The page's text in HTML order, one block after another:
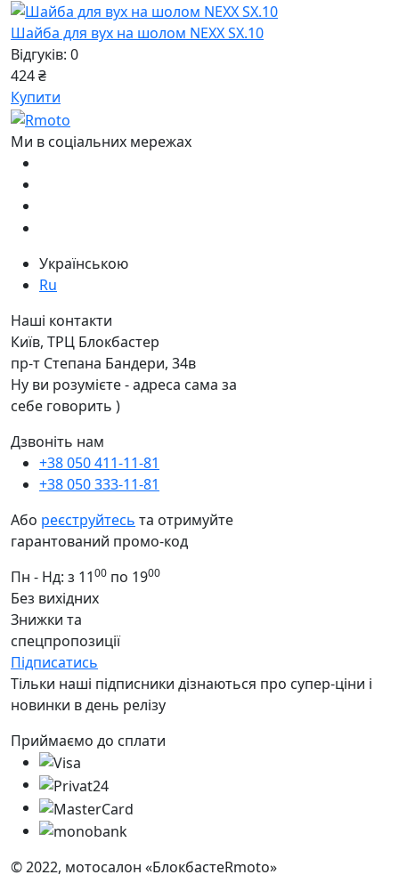
Шайба для вух на шолом NEXX SX.10
Відгуків: 0
424 ₴
Купити
Ми в соціальних мережах
Українською
Ru
Наші контакти
Київ, ТРЦ Блокбастер
пр-т Степана Бандери, 34в
Ну ви розумієте - адреса сама за
себе говорить )
Дзвоніть нам
+38 050 411-11-81
+38 050 333-11-81
Або реєструйтесь та отримуйте
гарантований промо-код
Пн - Нд: з 1100 по 1900
Без вихідних
Знижки та
спецпропозиції
Підписатись
Тільки наші підписники дізнаються про супер-ціни і
новинки в день релізу
Приймаємо до сплати
© 2022, мотосалон «БлокбастеRmoto»